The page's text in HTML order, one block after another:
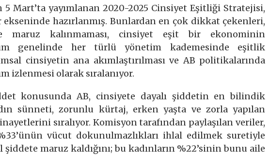
5 Mart’ta yayımlanan 2020-2025 Cinsiyet Eşitliği Stratejisi,
ekseninde hazırlanmış. Bunlardan en çok dikkat çekenleri,
maruz kalınmaması, cinsiyet eşit bir ekonominin
genelinde her türlü yönetim kademesinde eşitlik
cinsiyetin ana akımlaştırılması ve AB politikalarında
izlenmesi olarak sıralanıyor.
konusunda AB, cinsiyete dayalı şiddetin en bilindik
sünneti, zorunlu kürtaj, erken yaşta ve zorla yapılan
sıralıyor. Komisyon tarafından paylaşılan veriler,
vücut dokunulmazlıkları ihlal edilmek suretiyle
maruz kaldığını; bu kadınların %22’sinin bunu aile